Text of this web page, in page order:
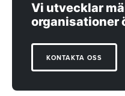
Vi utvecklar
organisationer
KONTAKTA OSS